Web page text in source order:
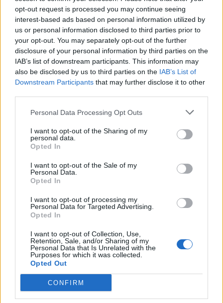
opt-out request is processed you may continue seeing
interest-based ads based on personal information utilized by
us or personal information disclosed to third parties prior to
your opt-out. You may separately opt-out of the further
disclosure of your personal information by third parties on the
IAB’s list of downstream participants. This information may
also be disclosed by us to third parties on the IAB’s List of
Downstream Participants that may further disclose it to other
Personal Data Processing Opt Outs
I want to opt-out of the Sharing of my
personal data.
Opted In
I want to opt-out of the Sale of my
Personal Data.
Opted In
I want to opt-out of processing my
Personal Data for Targeted Advertising.
Opted In
I want to opt-out of Collection, Use,
Retention, Sale, and/or Sharing of my
Personal Data that Is Unrelated with the
Purposes for which it was collected.
Opted Out
CONFIRM
PIÙ LETTI OGGI
nuovi volti e mister Loi a fare da filo
conduttore
L'Accademia Sulcitana prende il mediano
Puddu, allo Jerzu l'attaccante Bebo Atzori
10 Ago 2026
Il Monte Alma rinforza l'attacco con Palmas
e Bonivardi, nel Macomer l'estro di Di Angelo